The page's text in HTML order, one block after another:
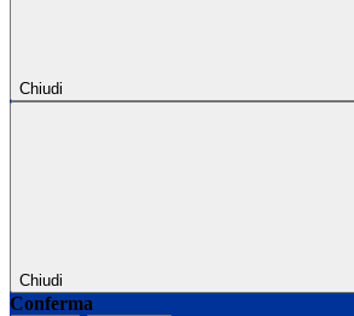
Chiudi
Chiudi
Conferma